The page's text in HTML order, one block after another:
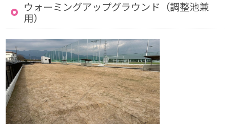
ウォーミングアップグラウンド（調整池兼
用）